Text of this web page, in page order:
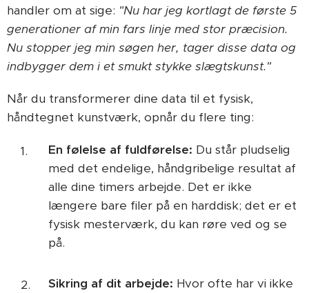
handler om at sige: "Nu har jeg kortlagt de første 5
generationer af min fars linje med stor præcision.
Nu stopper jeg min søgen her, tager disse data og
indbygger dem i et smukt stykke slægtskunst."
Når du transformerer dine data til et fysisk,
håndtegnet kunstværk, opnår du flere ting:
En følelse af fuldførelse: Du står pludselig
med det endelige, håndgribelige resultat af
alle dine timers arbejde. Det er ikke
længere bare filer på en harddisk; det er et
fysisk mesterværk, du kan røre ved og se
på.
Sikring af dit arbejde: Hvor ofte har vi ikke